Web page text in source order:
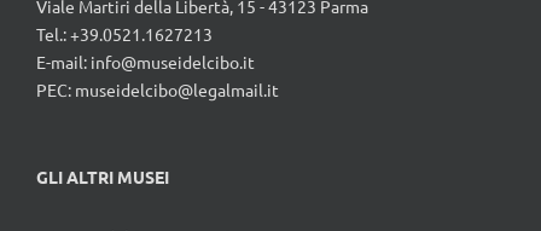
Viale Martiri della Libertà, 15 - 43123 Parma
Tel.: +39.0521.1627213
E-mail: info@museidelcibo.it
PEC: museidelcibo@legalmail.it
GLI ALTRI MUSEI